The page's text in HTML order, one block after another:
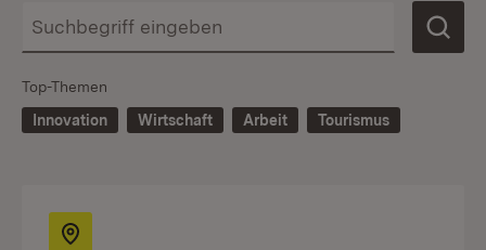
Top-Themen
Innovation
Wirtschaft Arbeit Tourismus